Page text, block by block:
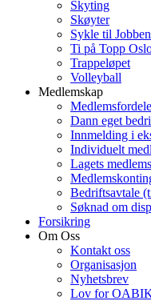
Skyting
Skøyter
Sykle til Jobben
Ti på Topp
Trappeløpet
Volleyball
Medlemskap
Dann eget
Innmelding i
Individuelt
Lagets
Bedriftsavtale
Søknad om
Forsikring
Om Oss
Kontakt oss
Organisasjon
Nyhetsbrev
Lov for